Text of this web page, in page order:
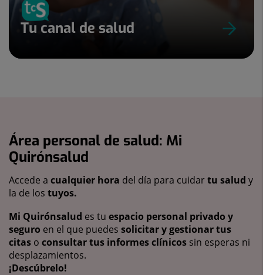
Tu canal de salud
Área personal de salud: Mi
Quirónsalud
Accede a cualquier hora del día para cuidartu salud y
la de los tuyos.
Mi Quirónsalud es tu espacio personal privado y
seguro en el que puedes solicitar y gestionar tus
citas o consultar tus informes clínicos sin esperas ni
desplazamientos.
¡Descúbrelo!